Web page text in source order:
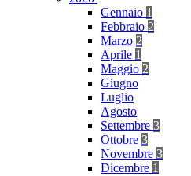
Gennaio 1
Febbraio 2
Marzo 2
Aprile 1
Maggio 2
Giugno
Luglio
Agosto
Settembre 3
Ottobre 3
Novembre 3
Dicembre 1